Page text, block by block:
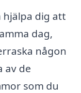
hjälpa dig att
dag,
någon
av de
som du